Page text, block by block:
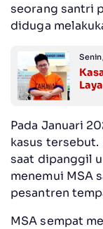
seorang santri
diduga
Pada Januari
kasus tersebut.
saat dipanggil
menemui MSA
pesantren
MSA sempat